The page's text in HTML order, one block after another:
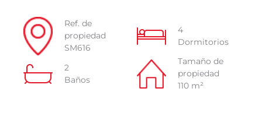
Ref. de
propiedad
SM616
4
Dormitorios
2
Baños
Tamaño de
propiedad
110 m²